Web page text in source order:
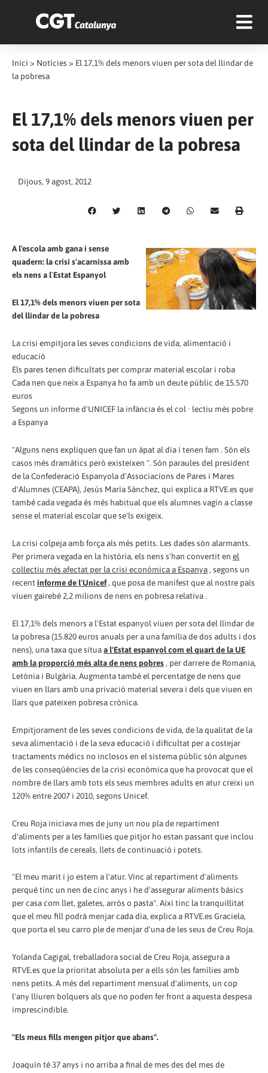
Inici > Notícies > El 17,1% dels menors viuen per sota del llindar de
la pobresa
El 17,1% dels menors viuen per
sota del llindar de la pobresa
Dijous, 9 agost, 2012
A l'escola amb gana i sense
quadern: la crisi s'acarnissa amb
els nens a l´Estat Espanyol
El 17,1% dels menors viuen per sota
del llindar de la pobresa
La crisi empitjora les seves condicions de vida, alimentació i
educació
Els pares tenen dificultats per comprar material escolar i roba
Cada nen que neix a Espanya ho fa amb un deute públic de 15.570
euros
Segons un informe d'UNICEF la infància és el col · lectiu més pobre
a Espanya
"Alguns nens expliquen que fan un àpat al dia i tenen fam . Són els
casos més dramàtics però existeixen ". Són paraules del president
de la Confederació Espanyola d'Associacions de Pares i Mares
d'Alumnes (CEAPA), Jesús María Sánchez, qui explica a RTVE.es que
també cada vegada és més habitual que els alumnes vagin a classe
sense el material escolar que se'ls exigeix.
La crisi colpeja amb força als més petits. Les dades són alarmants.
Per primera vegada en la història, els nens s'han convertit en el
col·lectiu més afectat per la crisi econòmica a Espanya , segons un
recent informe de l'Unicef​​, que posa de manifest que al nostre país
viuen gairebé 2,2 milions de nens en pobresa relativa .
El 17,1% dels menors a l'Estat espanyol viuen per sota del llindar de
la pobresa (15.820 euros anuals per a una família de dos adults i dos
nens), una taxa que situaa l'Estat espanyol com el quart de la UE
amb la proporció més alta de nens pobres , per darrere de Romania,
Letònia i Bulgària. Augmenta també el percentatge de nens que
viuen en llars amb una privació material severa i dels que viuen en
llars que pateixen pobresa crònica.
Empitjorament de les seves condicions de vida, de la qualitat de la
seva alimentació i de la seva educació i dificultat per a costejar
tractaments mèdics no inclosos en el sistema públic són algunes
de les conseqüències de la crisi econòmica que ha provocat que el
nombre de llars amb tots els seus membres adults en atur creixi un
120% entre 2007 i 2010, segons Unicef.
Creu Roja iniciava mes de juny un nou pla de repartiment
d'aliments per a les famílies que pitjor ho estan passant que inclou
lots infantils de cereals, llets de continuació i potets.
"El meu marit i jo estem a l'atur. Vinc al repartiment d'aliments
perquè tinc un nen de cinc anys i he d'assegurar aliments bàsics
per casa com llet, galetes, arròs o pasta". Així tinc la tranquil·litat
que el meu fill podrà menjar cada dia, explica a RTVE.es Graciela,
que porta el seu carro ple de menjar d'una de les seus de Creu Roja.
Yolanda Cagigal, treballadora social de Creu Roja, assegura a
RTVE.es que la prioritat absoluta per a ells són les famílies amb
nens petits. A més del repartiment mensual d'aliments, un cop
l'any lliuren bolquers als que no poden fer front a aquesta despesa
imprescindible.
"Els meus fills mengen pitjor que abans".
Joaquín té 37 anys i no arriba a final de mes des del mes de